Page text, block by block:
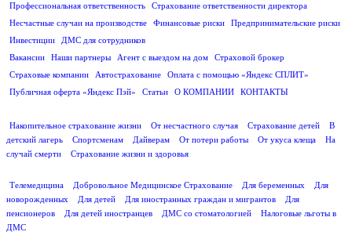
Профессиональная ответственность
Страхование ответственности директора
Несчастные случаи на производстве
Финансовые риски
Предпринимательские риски
Инвестиции
ДМС для сотрудников
Вакансии
Наши партнеры Агент с выездом на дом
Страховой брокер
Страховые компании
Автострахование
Оплата с помощью «Яндекс СПЛИТ»
Публичная оферта «Яндекс Пэй»
Статьи О КОМПАНИИ
КОНТАКТЫ
Накопительное страхование жизни
От несчастного случая Страхование детей
В
детский лагерь
Спортсменам Дайверам От потери работы От укуса клеща
На
случай смерти
Страхование жизни и здоровья
Телемедицина
Добровольное Медицинское Страхование Для беременных
Для
новорожденных
Для детей Для иностранных граждан и мигрантов
Для
пенсионеров
Для детей иностранцев ДМС со стоматологией
Налоговые льготы в
ДМС